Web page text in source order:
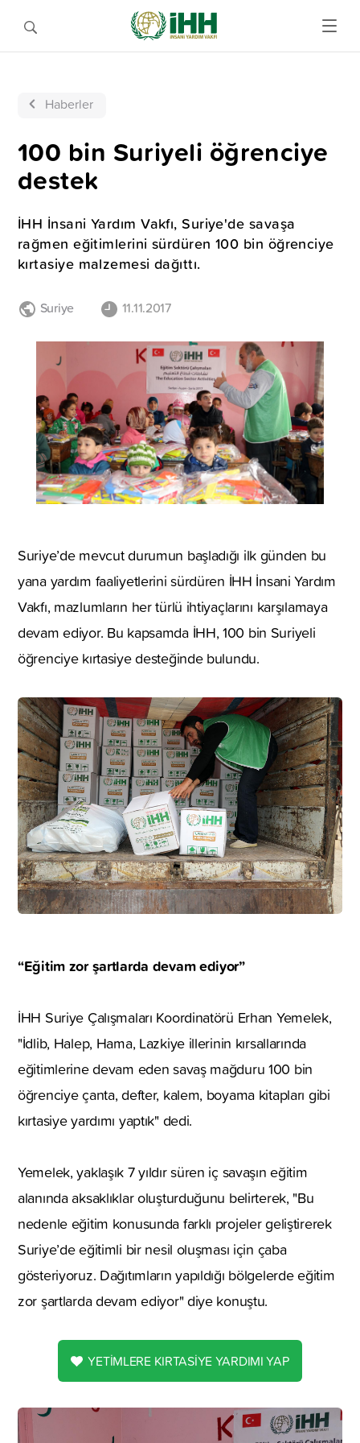
Haberler
100 bin Suriyeli öğrenciye
destek
İHH İnsani Yardım Vakfı, Suriye'de savaşa
rağmen eğitimlerini sürdüren 100 bin öğrenciye
kırtasiye malzemesi dağıttı.
Suriye 11.11.2017
Suriye’de mevcut durumun başladığı ilk günden bu
yana yardım faaliyetlerini sürdüren İHH İnsani Yardım
Vakfı, mazlumların her türlü ihtiyaçlarını karşılamaya
devam ediyor. Bu kapsamda İHH, 100 bin Suriyeli
öğrenciye kırtasiye desteğinde bulundu.
“Eğitim zor şartlarda devam ediyor”
İHH Suriye Çalışmaları Koordinatörü Erhan Yemelek,
"İdlib, Halep, Hama, Lazkiye illerinin kırsallarında
eğitimlerine devam eden savaş mağduru 100 bin
öğrenciye çanta, defter, kalem, boyama kitapları gibi
kırtasiye yardımı yaptık" dedi.
Yemelek, yaklaşık 7 yıldır süren iç savaşın eğitim
alanında aksaklıklar oluşturduğunu belirterek, "Bu
nedenle eğitim konusunda farklı projeler geliştirerek
Suriye’de eğitimli bir nesil oluşması için çaba
gösteriyoruz. Dağıtımların yapıldığı bölgelerde eğitim
zor şartlarda devam ediyor" diye konuştu.
YETİMLERE KIRTASİYE YARDIMI YAP